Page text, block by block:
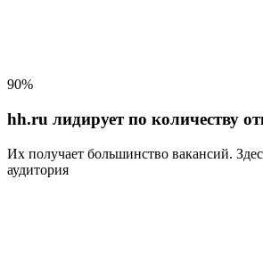
90%
hh.ru лидирует по количеству
Их получает большинство вакансий.
аудитория